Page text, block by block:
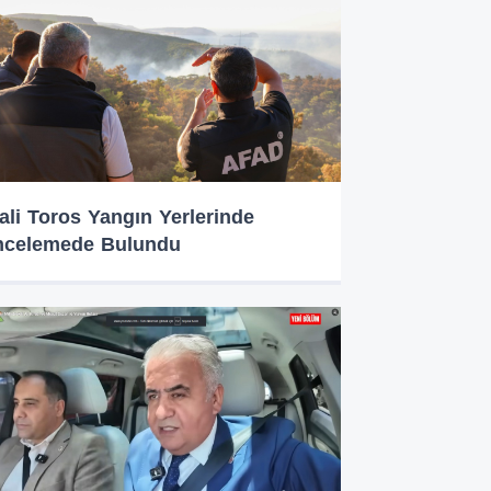
Toros Yangın Yerlerinde
Bulundu